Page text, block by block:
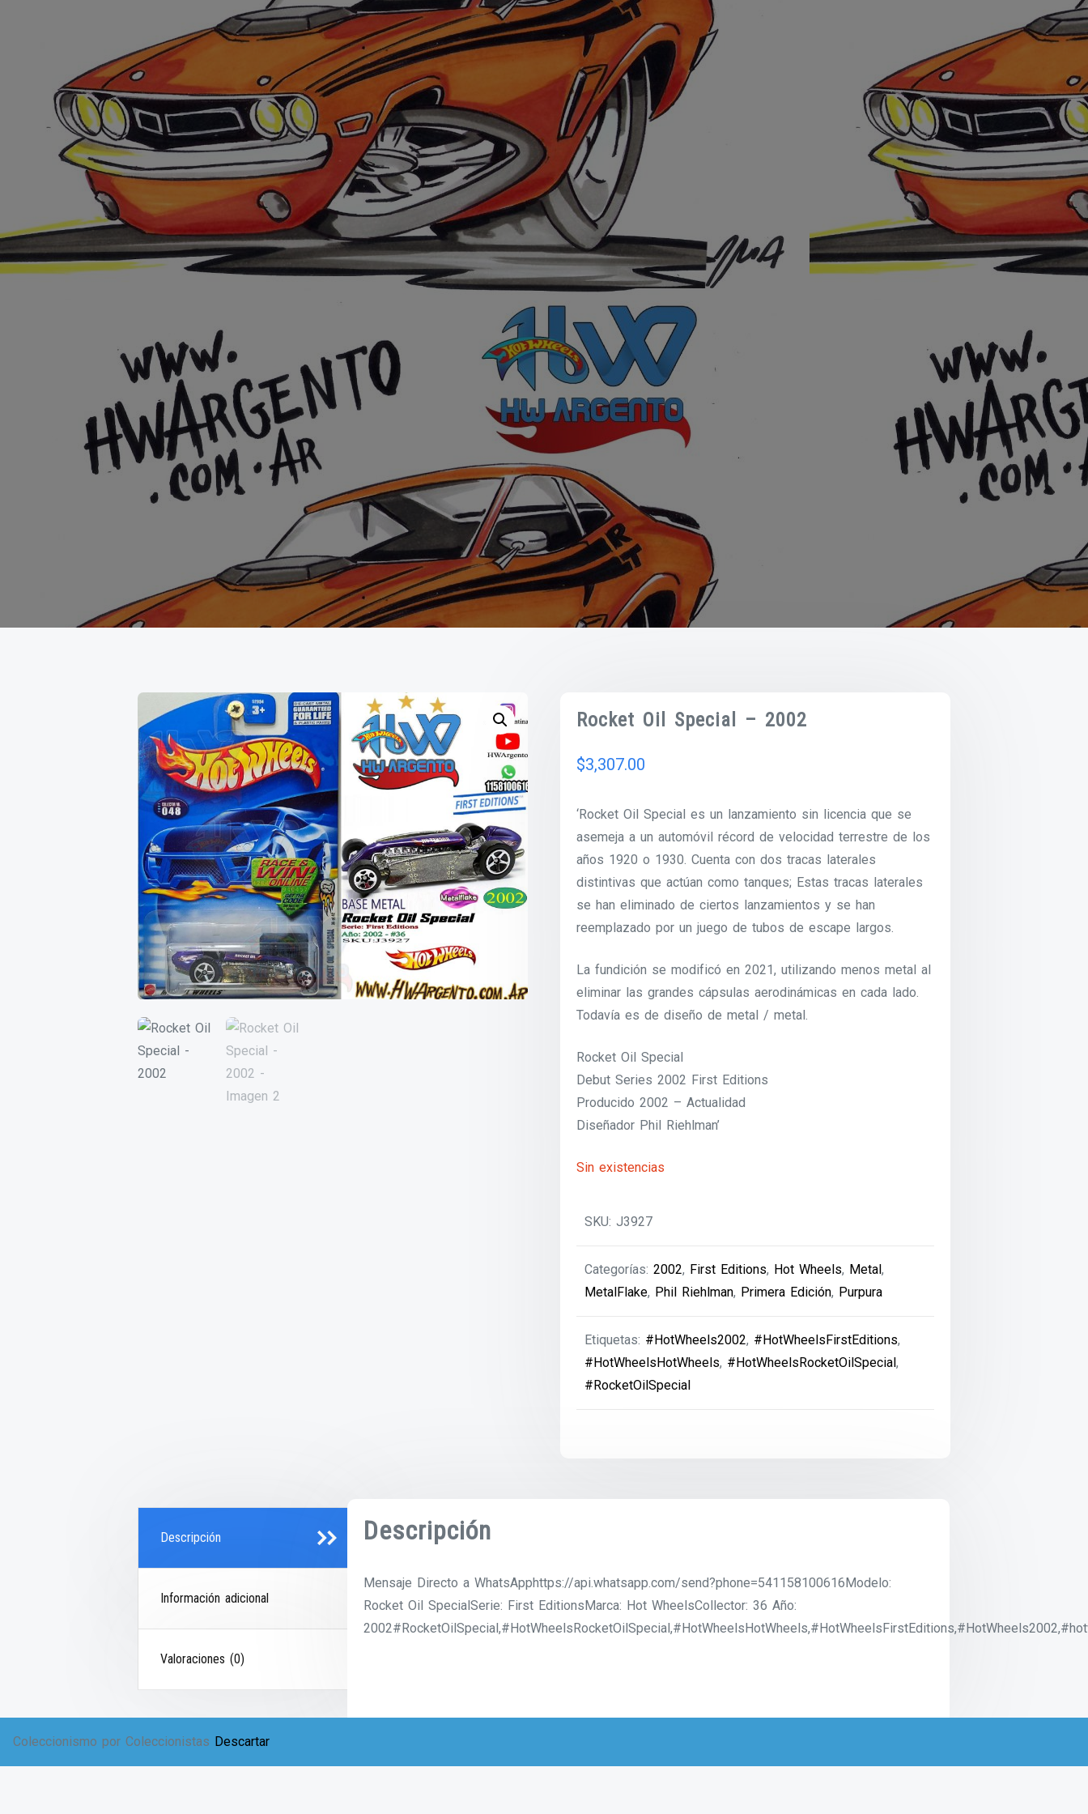
Coleccionismo por Coleccionistas Descartar
Rocket Oil Special – 2002
$3,307.00
‘Rocket Oil Special es un lanzamiento sin licencia que se
asemeja a un automóvil récord de velocidad terrestre de los
años 1920 o 1930. Cuenta con dos tracas laterales
distintivas que actúan como tanques; Estas tracas laterales
se han eliminado de ciertos lanzamientos y se han
reemplazado por un juego de tubos de escape largos.
La fundición se modificó en 2021, utilizando menos metal al
eliminar las grandes cápsulas aerodinámicas en cada lado.
Todavía es de diseño de metal / metal.
Rocket Oil Special
Debut Series 2002 First Editions
Producido 2002 – Actualidad
Diseñador Phil Riehlman’
Sin existencias
SKU:J3927
Categorías:2002, First Editions, Hot Wheels, Metal,
MetalFlake, Phil Riehlman, Primera Edición, Purpura
Etiquetas: #HotWheels2002, #HotWheelsFirstEditions,
#HotWheelsHotWheels, #HotWheelsRocketOilSpecial,
#RocketOilSpecial
Descripción
Información adicional
Valoraciones (0)
Descripción
Mensaje Directo a WhatsApphttps://api.whatsapp.com/send?phone=541158100616Modelo:
Rocket Oil SpecialSerie: First EditionsMarca: Hot WheelsCollector: 36 Año: